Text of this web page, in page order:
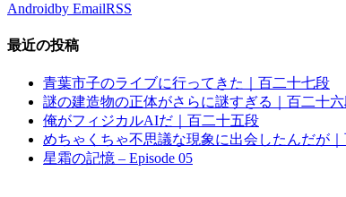
Androidby EmailRSS
最近の投稿
青葉市子のライブに行ってきた｜百二十七段
謎の建造物の正体がさらに謎すぎる｜百二十
俺がフィジカルAIだ｜百二十五段
めちゃくちゃ不思議な現象に出会したんだが
星霜の記憶 – Episode 05